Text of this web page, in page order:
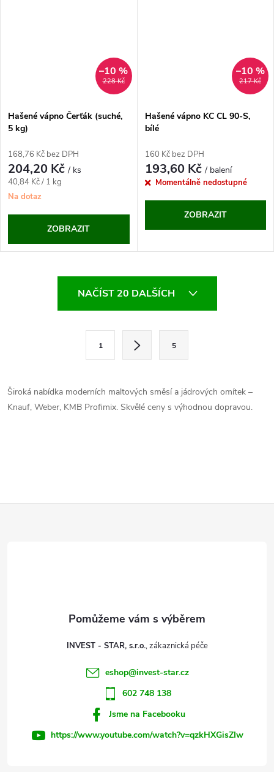
228 Kč
–10 %
Hašené vápno Čerťák (suché,
5 kg)
168,76 Kč bez DPH
204,20 Kč/ ks
Měrná
cena:
40,84 Kč / 1 kg
Na dotaz
ZOBRAZIT
217 Kč
–10 %
Hašené vápno KC CL 90-S,
bílé
160 Kč bez DPH
193,60 Kč/ balení
Momentálně nedostupné
ZOBRAZIT
d
a
r
NAČÍST 20 DALŠÍCH
á
n
1 5
Široká nabídka moderních maltových směsí a jádrových omítek –
Knauf, Weber, KMB Profimix. Skvělé ceny s výhodnou dopravou.
INVEST - STAR, s.r.o.
eshop@invest-star.cz
602 748 138
Jsme na Facebooku
https://www.youtube.com/watch?v=qzkHXGisZIw